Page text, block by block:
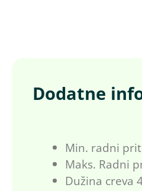
Dodatne
Min. radni
Maks. Radni
Dužina creva